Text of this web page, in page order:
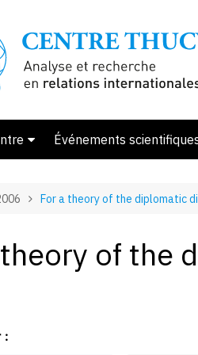
et associés
Événements
For a theory of the diplomatic
of the
: